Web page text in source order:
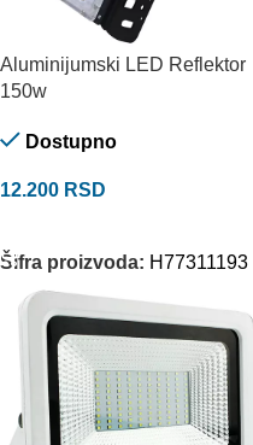
Aluminijumski LED Reflektor
150w
Dostupno
12.200 RSD
Šifra proizvoda: H77311193